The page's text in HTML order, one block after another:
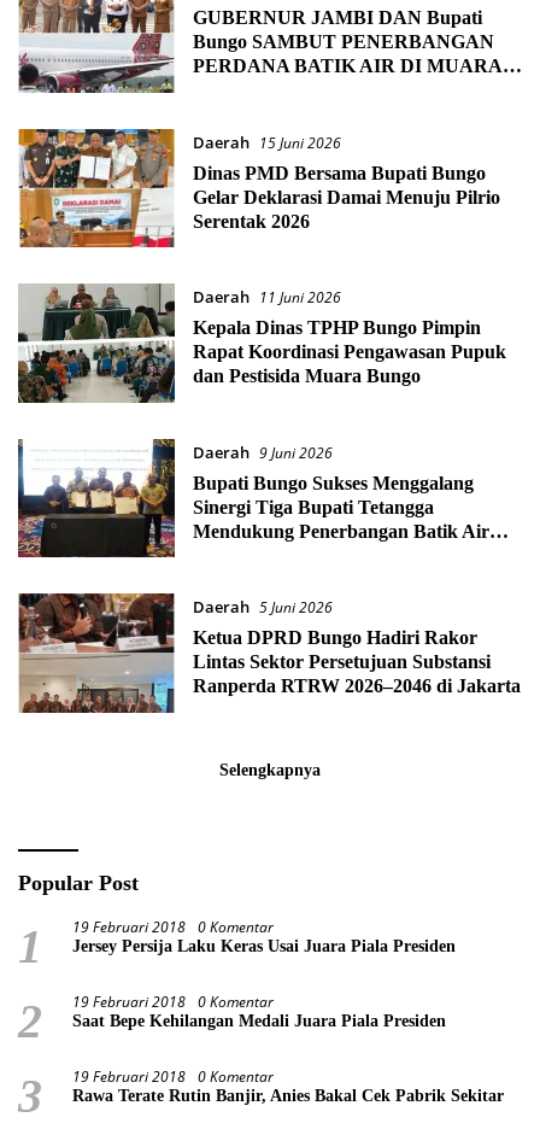
GUBERNUR JAMBI DAN Bupati
Bungo SAMBUT PENERBANGAN
PERDANA BATIK AIR DI MUARA
Daerah
15 Juni 2026
Dinas PMD Bersama Bupati Bungo
Gelar Deklarasi Damai Menuju Pilrio
Serentak 2026
Daerah
11 Juni 2026
Kepala Dinas TPHP Bungo Pimpin
Rapat Koordinasi Pengawasan Pupuk
dan Pestisida Muara Bungo
Daerah 9 Juni 2026
Bupati Bungo Sukses Menggalang
Sinergi Tiga Bupati Tetangga
Mendukung Penerbangan Batik Air
Daerah 5 Juni 2026
Ketua DPRD Bungo Hadiri Rakor
Lintas Sektor Persetujuan Substansi
Ranperda RTRW 2026–2046 di Jakarta
Selengkapnya
Popular Post
1 19 Februari 2018 0 Komentar
Jersey Persija Laku Keras Usai Juara Piala Presiden
2 19 Februari 2018 0 Komentar
Saat Bepe Kehilangan Medali Juara Piala Presiden
3 19 Februari 2018 0 Komentar
Rawa Terate Rutin Banjir, Anies Bakal Cek Pabrik Sekitar